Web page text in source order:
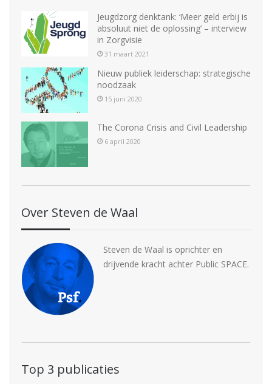
Jeugdzorg denktank: ‘Meer geld erbij is
absoluut niet de oplossing’ – interview
in Zorgvisie
31 maart 2021
Nieuw publiek leiderschap: strategische
noodzaak
15 juni 2020
The Corona Crisis and Civil Leadership
6 april 2020
Over Steven de Waal
Steven de Waal is oprichter en
drijvende kracht achter Public SPACE.
Top 3 publicaties